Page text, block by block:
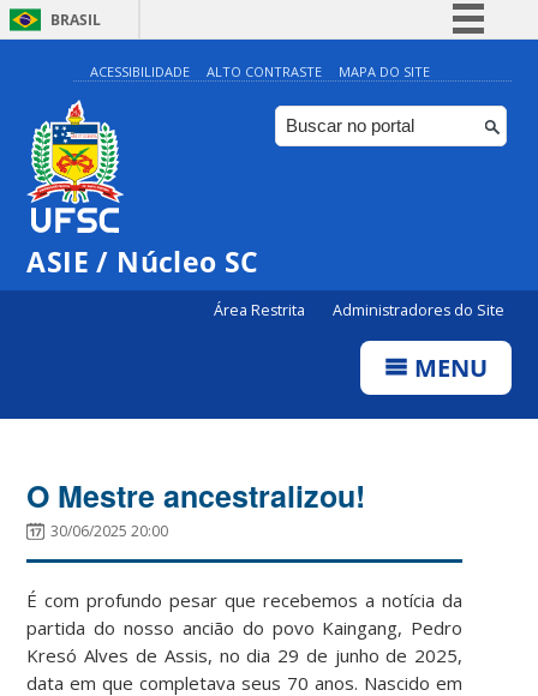
BRASIL
Simplifique!
Comunica BR
Participe
ACESSIBILIDADE ALTO CONTRASTE MAPA DO SITE
ASIE / Núcleo SC
Área Restrita Administradores do Site
MENU
O Mestre ancestralizou!
30/06/2025 20:00
É com profundo pesar que recebemos a notícia da
partida do nosso ancião do povo Kaingang, Pedro
Kresó Alves de Assis, no dia 29 de junho de 2025,
data em que completava seus 70 anos. Nascido em